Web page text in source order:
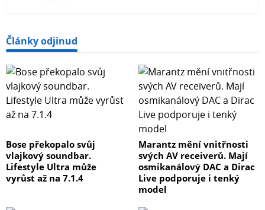
Články odjinud
Bose překopalo svůj
vlajkový soundbar.
Lifestyle Ultra může
vyrůst až na 7.1.4
Marantz mění vnitřnosti
svých AV receiverů. Mají
osmikanálový DAC a Dirac
Live podporuje i tenký
model